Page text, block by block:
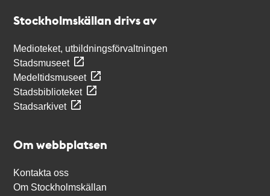
Stockholmskällan drivs av
Medioteket, utbildningsförvaltningen
Stadsmuseet
Medeltidsmuseet
Stadsbiblioteket
Stadsarkivet
Om webbplatsen
Kontakta oss
Om Stockholmskällan